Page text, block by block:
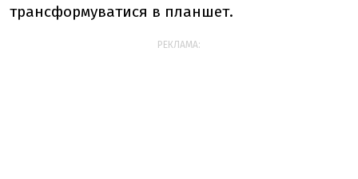
трансформуватися в планшет.
РЕКЛАМА: